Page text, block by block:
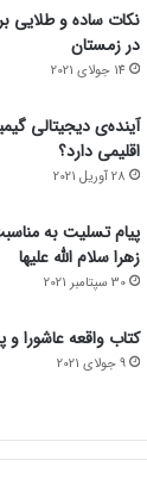
نکات ساده و طلایی
در زمستان
14 جولای 2021
آینده‌ی دیجیتالی
اقلیمی دارد؟
28 آوریل 2021
پیام تسلیت به
زهرا سلام الله علیها
30 سپتامبر 2021
کتاب واقعه عاشورا
9 جولای 2021